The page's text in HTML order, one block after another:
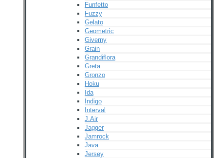
Funfetto
Fuzzy
Gelato
Geometric
Giverny
Grain
Grandiflora
Greta
Gronzo
Hoku
Ida
Indigo
Interval
J.Air
Jagger
Jamrock
Java
Jersey